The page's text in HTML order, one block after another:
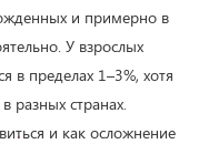
и примерно в
У взрослых
в пределах 1–3%, хотя
разных странах.
и как осложнение